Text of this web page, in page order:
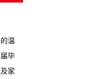
温
毕
家